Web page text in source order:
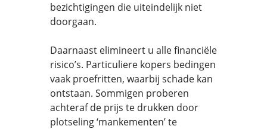
bezichtigingen die uiteindelijk niet
doorgaan.
Daarnaast elimineert u alle financiële
risico’s. Particuliere kopers bedingen
vaak proefritten, waarbij schade kan
ontstaan. Sommigen proberen
achteraf de prijs te drukken door
plotseling ‘mankementen’ te